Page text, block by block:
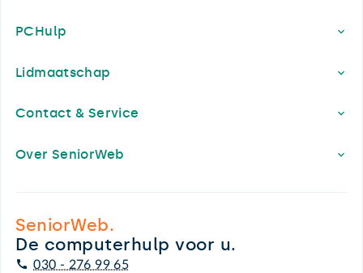
PCHulp
Lidmaatschap
Contact & Service
Over SeniorWeb
SeniorWeb.
De computerhulp voor u.
030 - 276 99 65